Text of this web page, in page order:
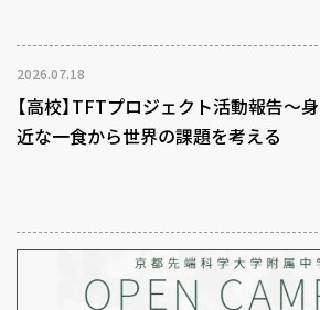
2026.07.18
【高校】TFTプロジェクト活動報告～身
近な一食から世界の課題を考える